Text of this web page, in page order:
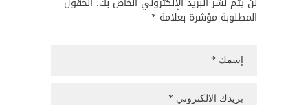
المطلوبة مؤشرة بعلامة *